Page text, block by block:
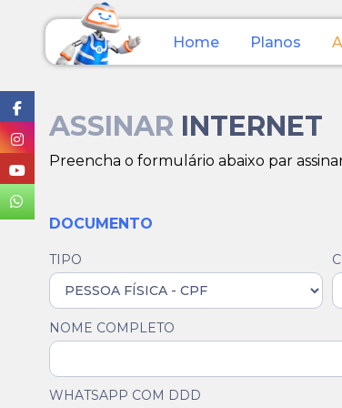
Home Planos
ASSINAR INTERNET
Preencha o formulário abaixo par
DOCUMENTO
TIPO
NOME COMPLETO
WHATSAPP COM DDD